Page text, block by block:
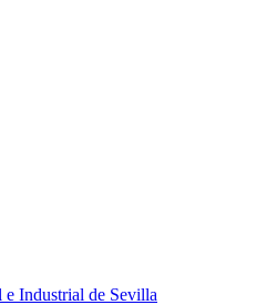
Industrial de Sevilla